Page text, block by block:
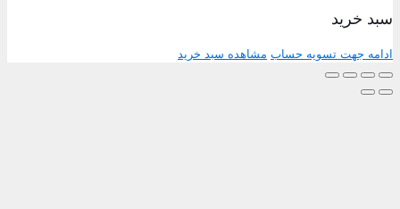
خرید
جهت تسویه حساب مشاهده سبد خرید